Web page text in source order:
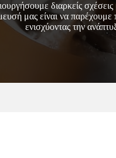
διαρκείς
μας είναι να
ενισχύοντας την